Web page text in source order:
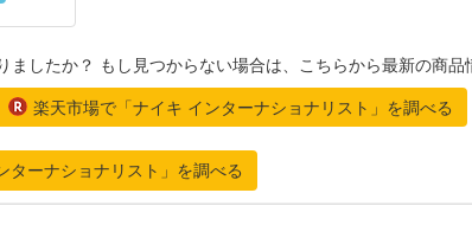
ましたか？ もし見つからない場合は、こちらから最新の商品
楽天市場で「ナイキ インターナショナリスト」を調べる
ーナショナリスト」を調べる